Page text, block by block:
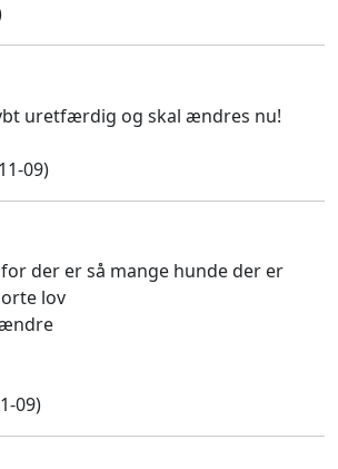
uretfærdig og skal ændres nu!
09)
der er så mange hunde der er
lov
09)